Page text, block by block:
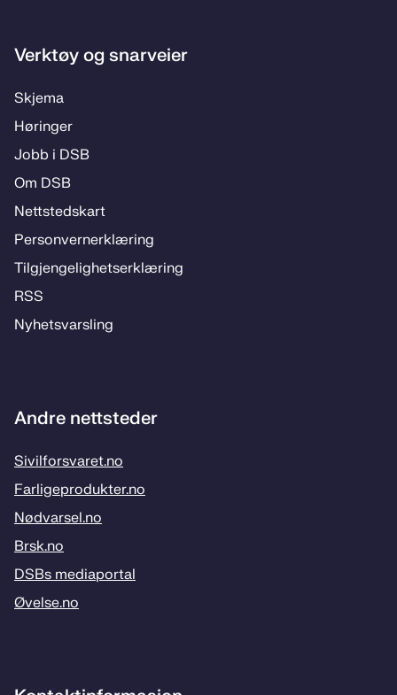
Verktøy og snarveier
Skje­­ma
Hø­rin­­ger
Jobb i DSB
Om DSB
Nett­steds­­kart
Per­­son­ver­n­er­klæ­­ring
Til­­­gjen­­ge­­lig­hets­­er­klæ­­ring
RSS
Ny­hets­­vars­­ling
Andre nettsteder
Sivilforsvaret.no
Farligeprodukter.no
Nødvarsel.no
Brsk.no
DSBs mediaportal
Øvelse.no